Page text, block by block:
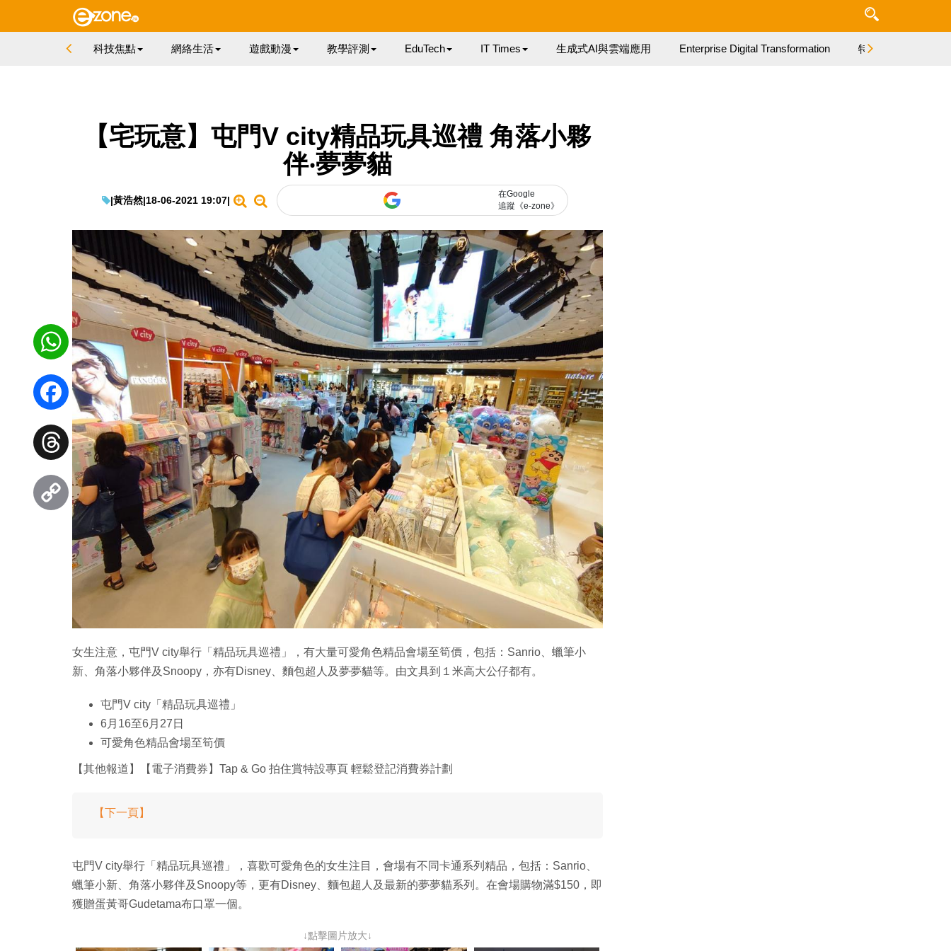
科技焦點 網絡生活 遊戲動漫 教學評測 EduTech IT Times 生成式AI與雲端應用 Enterprise Digital Transformation 特集
【宅玩意】屯門V city精品玩具巡禮 角落小夥
伴‧夢夢貓
|黃浩然|18-06-2021 19:07|
在Google
追蹤《e-zone》
女生注意，屯門V city舉行「精品玩具巡禮」，有大量可愛角色精品會場至筍價，包括：Sanrio、蠟筆小
新、角落小夥伴及Snoopy，亦有Disney、麵包超人及夢夢貓等。由文具到１米高大公仔都有。
屯門V city「精品玩具巡禮」
6月16至6月27日
可愛角色精品會場至筍價
【其他報道】【電子消費券】Tap & Go 拍住賞特設專頁 輕鬆登記消費券計劃
【下一頁】
屯門V city舉行「精品玩具巡禮」，喜歡可愛角色的女生注目，會場有不同卡通系列精品，包括：Sanrio、
蠟筆小新、角落小夥伴及Snoopy等，更有Disney、麵包超人及最新的夢夢貓系列。在會場購物滿$150，即
獲贈蛋黃哥Gudetama布口罩一個。
↓點擊圖片放大↓
WhatsApp
Facebook
Threads
Link